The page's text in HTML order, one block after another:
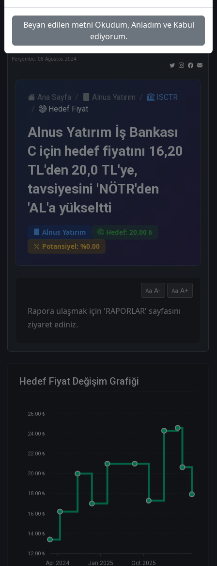
2
Perşembe, 08 Ağustos 2024
Ana Sayfa Alnus Yatırım
ISCTR
Hedef Fiyat
Alnus Yatırım İş Bankası
C için hedef fiyatını 16,20
TL'den 20,0 TL'ye,
tavsiyesini 'NÖTR'den
'AL'a yükseltti
Alnus Yatırım
Hedef: 20.00 ₺
Potansiyel: %0.00
A- A+
Rapora ulaşmak için 'RAPORLAR' sayfasını
ziyaret ediniz.
Hedef Fiyat Değişim Grafiği
26.00 ₺
24.00 ₺
22.00 ₺
20.00 ₺
18.00 ₺
16.00 ₺
14.00 ₺
12.00 ₺
Apr 2024 Jan 2025 Oct 2025
Beyan edilen metni Okudum, Anladım ve Kabul
ediyorum.